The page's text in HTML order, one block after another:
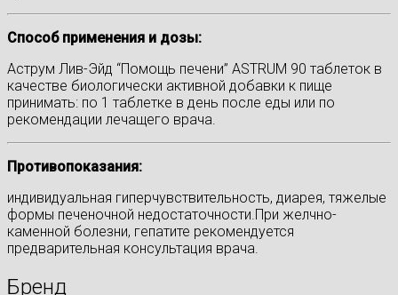
Способ применения и дозы:
Аструм Лив-Эйд “Помощь печени” ASTRUM 90 таблеток в
качестве биологически активной добавки к пище
принимать: по 1 таблетке в день после еды или по
рекомендации лечащего врача.
Противопоказания:
индивидуальная гиперчувствительность, диарея, тяжелые
формы печеночной недостаточности.При желчно-
каменной болезни, гепатите рекомендуется
предварительная консультация врача.
Бренд